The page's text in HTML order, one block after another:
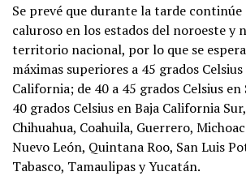
Se prevé que durante la tarde
caluroso en los estados del noroeste y
territorio nacional, por lo que se
máximas superiores a 45 grados Celsius
California; de 40 a 45 grados Celsius en
40 grados Celsius en Baja California
Chihuahua, Coahuila, Guerrero,
Nuevo León, Quintana Roo, San Luis
Tabasco, Tamaulipas y Yucatán.